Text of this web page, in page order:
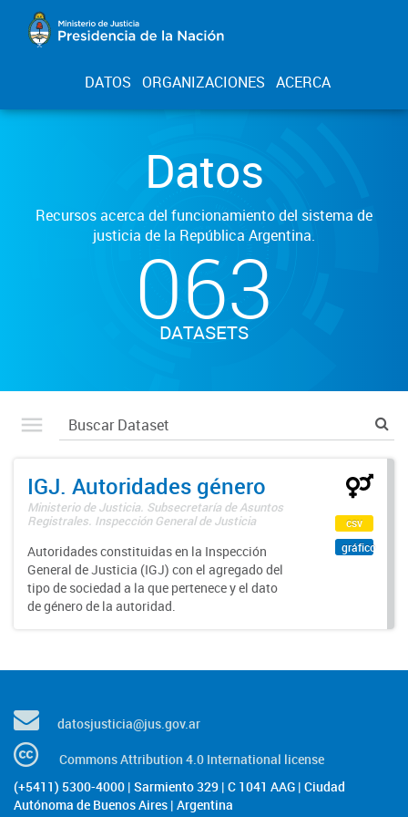
DATOS ORGANIZACIONES ACERCA
Datos
Recursos acerca del funcionamiento del sistema de
justicia de la República Argentina.
063
DATASETS
IGJ. Autoridades género
Ministerio de Justicia. Subsecretaría de Asuntos
Registrales. Inspección General de Justicia
Autoridades constituidas en la Inspección
General de Justicia (IGJ) con el agregado del
tipo de sociedad a la que pertenece y el dato
de género de la autoridad.
csv
gráfico
datosjusticia@jus.gov.ar
Commons Attribution 4.0 International license
(+5411) 5300-4000 | Sarmiento 329 | C 1041 AAG | Ciudad
Autónoma de Buenos Aires | Argentina